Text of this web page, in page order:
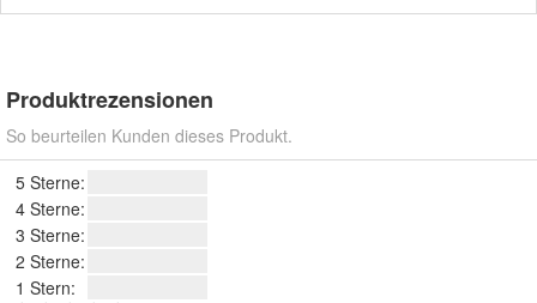
Produktrezensionen
So beurteilen Kunden dieses Produkt.
5 Sterne:
4 Sterne:
3 Sterne:
2 Sterne:
1 Stern: